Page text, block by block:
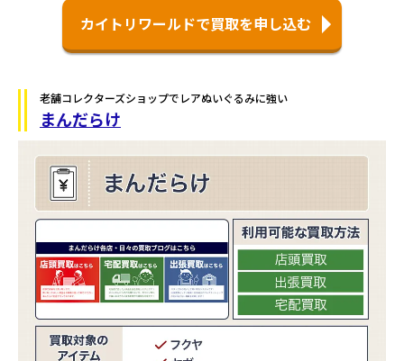
カイトリワールドで買取を申し込む
老舗コレクターズショップでレアぬいぐるみに強い
まんだらけ